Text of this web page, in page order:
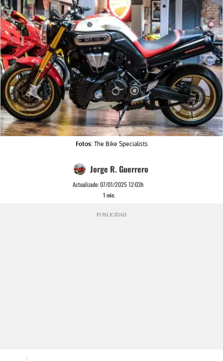
Fotos:The Bike Specialists
Jorge R. Guerrero
Actualizado:07/01/2025 12:03h
1 min.
PUBLICIDAD